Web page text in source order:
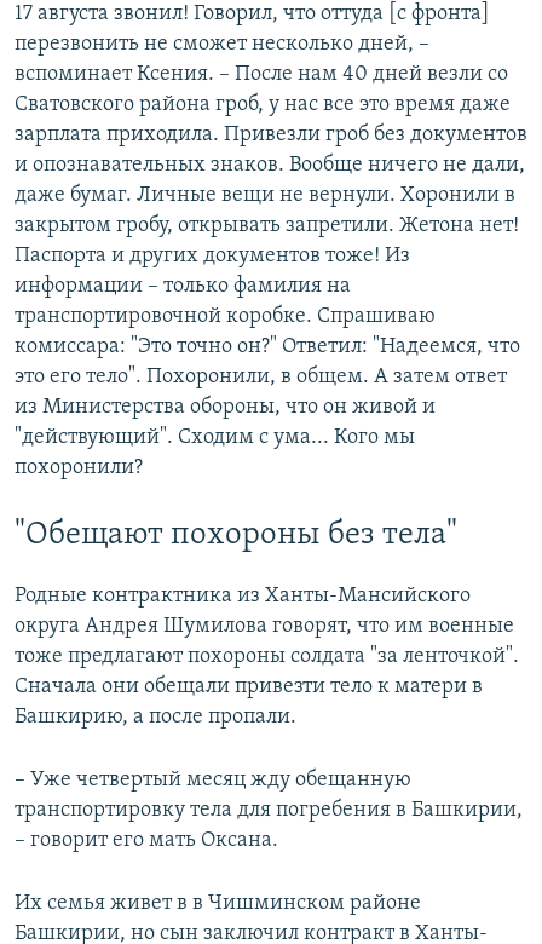
17 августа звонил! Говорил, что оттуда [с фронта]
перезвонить не сможет несколько дней, –
вспоминает Ксения. – После нам 40 дней везли со
Сватовского района гроб, у нас все это время даже
зарплата приходила. Привезли гроб без документов
и опознавательных знаков. Вообще ничего не дали,
даже бумаг. Личные вещи не вернули. Хоронили в
закрытом гробу, открывать запретили. Жетона нет!
Паспорта и других документов тоже! Из
информации – только фамилия на
транспортировочной коробке. Спрашиваю
комиссара: "Это точно он?" Ответил: "Надеемся, что
это его тело". Похоронили, в общем. А затем ответ
из Министерства обороны, что он живой и
"действующий". Сходим с ума... Кого мы
похоронили?
"Обещают похороны без тела"
Родные контрактника из Ханты-Мансийского
округа Андрея Шумилова говорят, что им военные
тоже предлагают похороны солдата "за ленточкой".
Сначала они обещали привезти тело к матери в
Башкирию, а после пропали.
– Уже четвертый месяц жду обещанную
транспортировку тела для погребения в Башкирии,
– говорит его мать Оксана.
Их семья живет в в Чишминском районе
Башкирии, но сын заключил контракт в Ханты-